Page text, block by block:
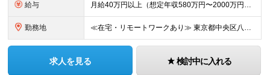
給与 月給40万円以上（想定年収580万円〜2000万円） ※経験・能力を考慮の上、当社規定により決定します。 ※賞与年2回支給 ※試用期間：原則6ヶ月（試用期間中の労働条件は本採用時と同様） ※残業代は全
勤務地 ≪在宅・リモートワークあり≫ 東京都中央区八重洲二丁目2番1号 東京ミッドタウン八重洲 八重洲セントラルタワー15階 ※プロジェクトによりその他全国、海外あり ※在宅勤務制度、リモートワーク制度あり
求人を見る 検討中に入れる